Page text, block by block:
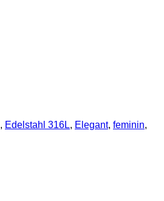
, Edelstahl 316L, Elegant, feminin,